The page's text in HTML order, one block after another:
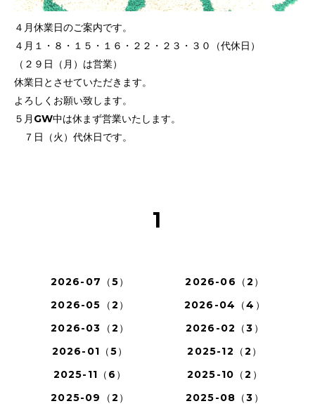
４月休業日のご案内です。
４月１・８・１５・１６・２２・２３・３０（代休日）
（２９日（月）は営業）
休業日とさせていただきます。
よろしくお願い致します。
５月GW中は休まず営業いたします。
７日（火）代休日です。
1
2026-07（5）
2026-06（2）
2026-05（2）
2026-04（4）
2026-03（2）
2026-02（3）
2026-01（5）
2025-12（2）
2025-11（6）
2025-10（2）
2025-09（2）
2025-08（3）